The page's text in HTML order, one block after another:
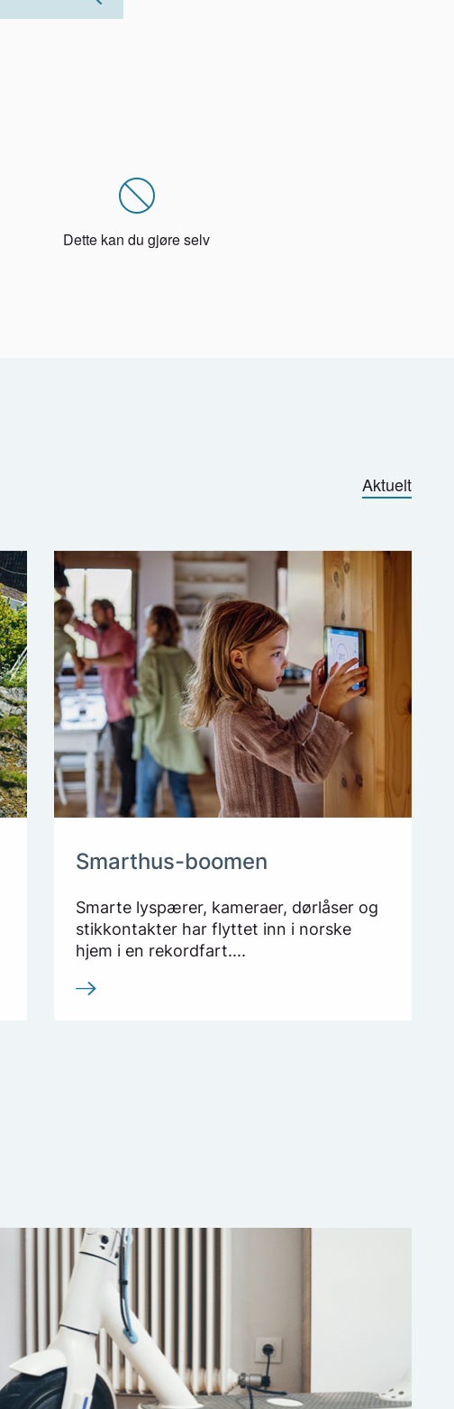
Dette kan du gjøre selv
Aktuelt
Smarthus-boomen
Smarte lyspærer, kameraer, dørlåser og
stikkontakter har flyttet inn i norske
hjem i en rekordfart....